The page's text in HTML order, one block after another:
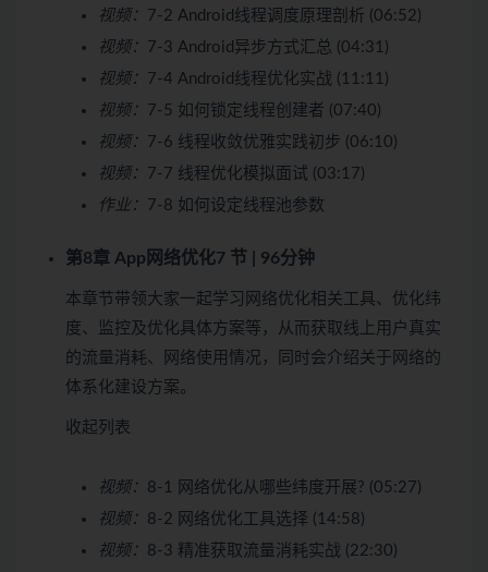
视频：
7-2 Android线程调度原理剖析 (06:52)
视频：
7-3 Android异步方式汇总 (04:31)
视频：
7-4 Android线程优化实战 (11:11)
视频：
7-5 如何锁定线程创建者 (07:40)
视频：
7-6 线程收敛优雅实践初步 (06:10)
视频：
7-7 线程优化模拟面试 (03:17)
作业：
7-8 如何设定线程池参数
第8章 App网络优化7 节 | 96分钟
本章节带领大家一起学习网络优化相关工具、优化纬
度、监控及优化具体方案等，从而获取线上用户真实
的流量消耗、网络使用情况，同时会介绍关于网络的
体系化建设方案。
收起列表
视频： 8-1 网络优化从哪些纬度开展? (05:27)
视频： 8-2 网络优化工具选择 (14:58)
视频： 8-3 精准获取流量消耗实战 (22:30)